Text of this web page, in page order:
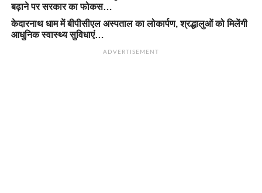
बढ़ाने पर सरकार का फोकस…
केदारनाथ धाम में बीपीसीएल अस्पताल का लोकार्पण, श्रद्धालुओं को मिलेंगी
आधुनिक स्वास्थ्य सुविधाएं…
ADVERTISEMENT